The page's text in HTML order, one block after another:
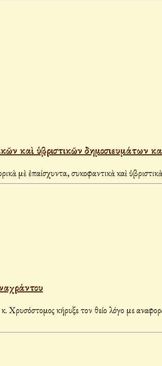
καὶ ὑβριστικῶν δημοσιευμάτων
μὲ ἐπαίσχυντα, συκοφαντικὰ καὶ
κήρυξε τον θείο λόγο με